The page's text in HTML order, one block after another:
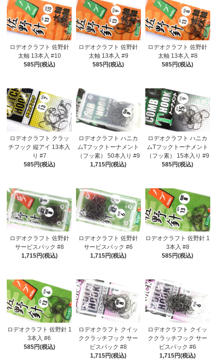
ロデオクラフト 佐野針
太軸 13本入 #10
585円(税込)
ロデオクラフト 佐野針
太軸 13本入 #9
585円(税込)
ロデオクラフト 佐野針
太軸 13本入 #8
585円(税込)
ロデオクラフト クラッ
チフック 縦アイ 13本入
り #7
585円(税込)
ロデオクラフト ハニカ
ムTフックトーナメント
（フッ素） 50本入り #9
1,715円(税込)
ロデオクラフト ハニカ
ムTフックトーナメント
（フッ素） 15本入り #9
585円(税込)
ロデオクラフト 佐野針
サービスパック #8
1,715円(税込)
ロデオクラフト 佐野針
サービスパック #6
1,715円(税込)
ロデオクラフト 佐野針 1
3本入 #8
585円(税込)
ロデオクラフト 佐野針 1
3本入 #6
585円(税込)
ロデオクラフト クイッ
ククラッチフック サー
ビスパック #8
1,715円(税込)
ロデオクラフト クイッ
ククラッチフック サー
ビスパック #6
1,715円(税込)